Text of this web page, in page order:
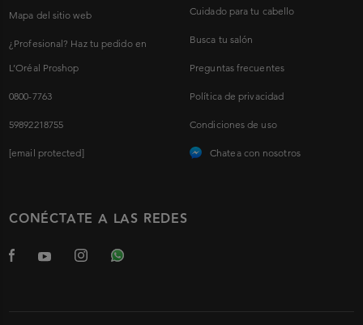
Mapa del sitio web
¿Profesional? Haz tu pedido en
L’Oréal Proshop
0800-7763
59892218755
[email protected]
Cuidado para tu cabello
Busca tu salón
Preguntas frecuentes
Política de privacidad
Condiciones de uso
Chatea con nosotros
CONÉCTATE A LAS REDES